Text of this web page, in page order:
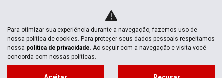
Mapa do site
POLÍTICA DE
Para otimizar sua experiência durante a navegação, fazemos uso de
nossa política de cookies. Para proteger seus dados pessoais respeitamos
nossa política de privacidade. Ao seguir com a navegação e visita você
concorda com nossas políticas.